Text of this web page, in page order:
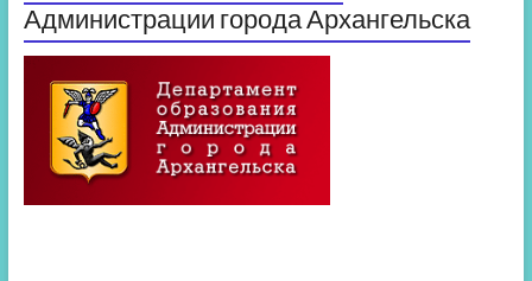
Администрации города Архангельска